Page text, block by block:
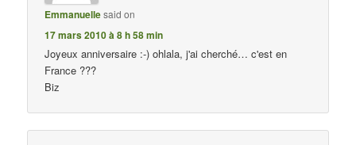
Emmanuellesaid on
17 mars 2010 à 8 h 58 min
Joyeux anniversaire :-) ohlala, j'ai cherché… c'est en
France ???
Biz